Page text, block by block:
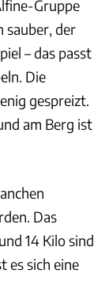
Gruppe
sauber, der
– das passt
Die
gespreizt.
am Berg ist
Das
14 Kilo sind
es sich eine